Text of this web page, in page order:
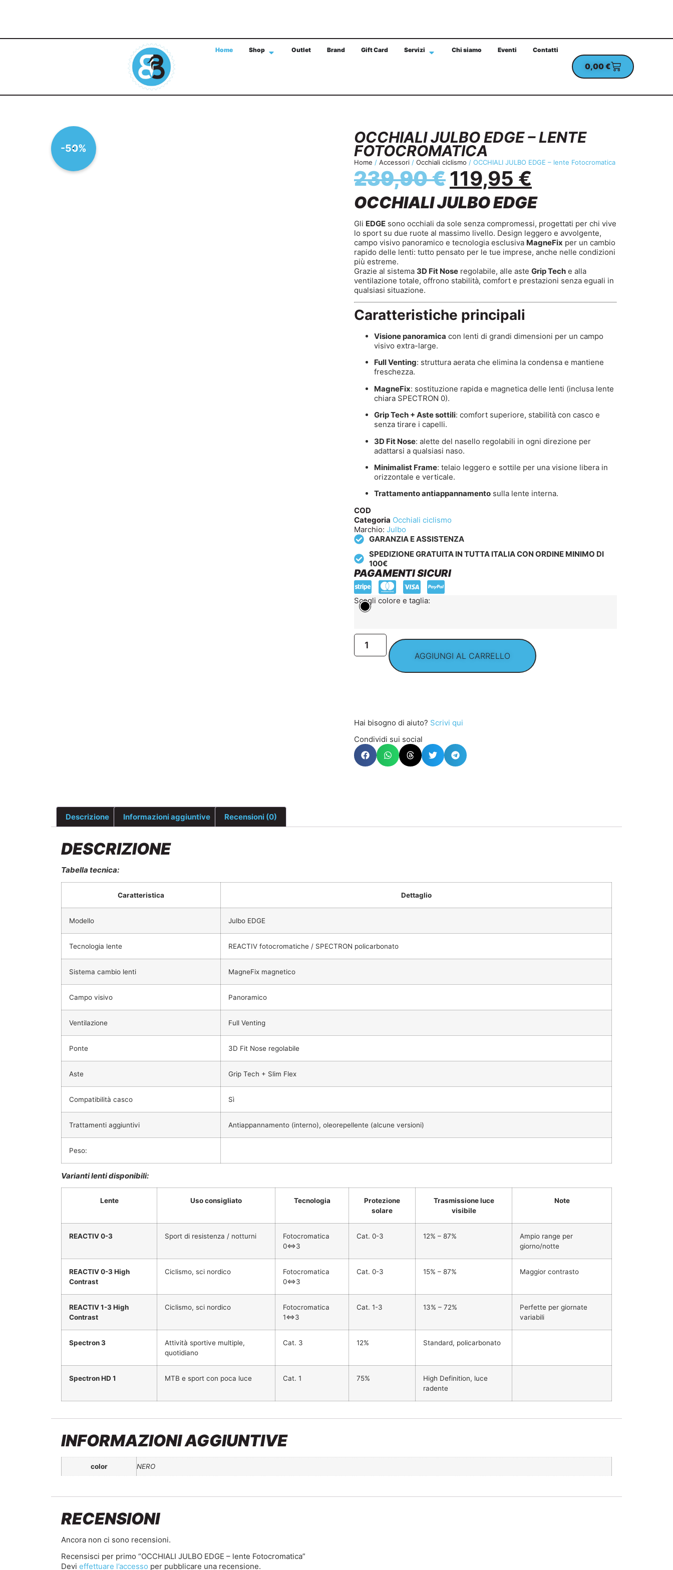
CHECKOUT
0,00€
Home Shop Outlet Brand Gift Card Servizi Chi siamo Eventi Contatti
-50%
OCCHIALI JULBO EDGE – LENTE
FOTOCROMATICA
Home / Accessori / Occhiali ciclismo / OCCHIALI JULBO EDGE – lente Fotocromatica
239,90€ 119,95 €
OCCHIALI JULBO EDGE
Gli EDGE sono occhiali da sole senza compromessi, progettati per chi vive
lo sport su due ruote al massimo livello. Design leggero e avvolgente,
campo visivo panoramico e tecnologia esclusiva MagneFix per un cambio
rapido delle lenti: tutto pensato per le tue imprese, anche nelle condizioni
più estreme.
Grazie al sistema 3D Fit Nose regolabile, alle aste Grip Tech e alla
ventilazione totale, offrono stabilità, comfort e prestazioni senza eguali in
qualsiasi situazione.
Caratteristiche principali
Visione panoramica con lenti di grandi dimensioni per un campo
visivo extra-large.
Full Venting: struttura aerata che elimina la condensa e mantiene
freschezza.
MagneFix: sostituzione rapida e magnetica delle lenti (inclusa lente
chiara SPECTRON 0).
Grip Tech + Aste sottili: comfort superiore, stabilità con casco e
senza tirare i capelli.
3D Fit Nose: alette del nasello regolabili in ogni direzione per
adattarsi a qualsiasi naso.
Minimalist Frame: telaio leggero e sottile per una visione libera in
orizzontale e verticale.
Trattamento antiappannamento sulla lente interna.
COD
Categoria Occhiali ciclismo
Marchio: Julbo
GARANZIA E ASSISTENZA
SPEDIZIONE GRATUITA IN TUTTA ITALIA CON ORDINE MINIMO DI
100€
PAGAMENTI SICURI
Scegli colore e taglia:
AGGIUNGI AL CARRELLO
Hai bisogno di aiuto? Scrivi qui
Condividi sui social
Descrizione Informazioni aggiuntive Recensioni (0)
DESCRIZIONE
Tabella tecnica:
Caratteristica Dettaglio
Modello Julbo EDGE
Tecnologia lente REACTIV fotocromatiche / SPECTRON policarbonato
Sistema cambio lenti MagneFix magnetico
Campo visivo Panoramico
Ventilazione Full Venting
Ponte 3D Fit Nose regolabile
Aste Grip Tech + Slim Flex
Compatibilità casco Sì
Trattamenti aggiuntivi Antiappannamento (interno), oleorepellente (alcune versioni)
Peso:
Varianti lenti disponibili:
Lente Uso consigliato Tecnologia
Protezione
solare
Trasmissione luce
visibile
Note
REACTIV 0-3 Sport di resistenza / notturni
Fotocromatica
0⇔3
Cat. 0-3 12% – 87%
Ampio range per
giorno/notte
REACTIV 0-3 High
Contrast
Ciclismo, sci nordico
Fotocromatica
0⇔3
Cat. 0-3 15% – 87% Maggior contrasto
REACTIV 1-3 High
Contrast
Ciclismo, sci nordico
Fotocromatica
1⇔3
Cat. 1-3 13% – 72%
Perfette per giornate
variabili
Spectron 3
Attività sportive multiple,
quotidiano
Cat. 3 12% Standard, policarbonato
Spectron HD 1 MTB e sport con poca luce Cat. 1 75%
High Definition, luce
radente
INFORMAZIONI AGGIUNTIVE
color NERO
RECENSIONI
Ancora non ci sono recensioni.
Recensisci per primo “OCCHIALI JULBO EDGE – lente Fotocromatica”
Devi effettuare l’accesso per pubblicare una recensione.